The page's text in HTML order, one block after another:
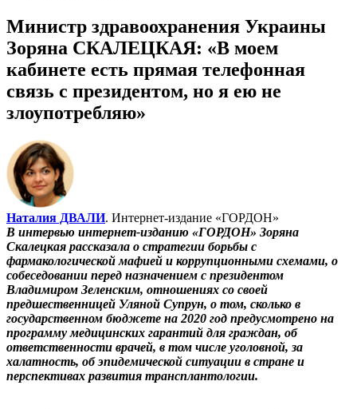
Министр здравоохранения Украины
Зоряна СКАЛЕЦКАЯ: «В моем
кабинете есть прямая телефонная
связь с президентом, но я ею не
злоупотребляю»
Наталия ДВАЛИ. Интернет-издание «ГОРДОН»
В интервью интернет-изданию «ГОРДОН» Зоряна
Скалецкая рассказала о стратегии борьбы с
фармакологической мафией и коррупционными схемами, о
собеседовании перед назначением с президентом
Владимиром Зеленским, отношениях со своей
предшественницей Уляной Супрун, о том, сколько в
государственном бюджете на 2020 год предусмотрено на
программу медицинских гарантий для граждан, об
ответственности врачей, в том числе уголовной, за
халатность, об эпидемической ситуации в стране и
перспективах развития трансплантологии.